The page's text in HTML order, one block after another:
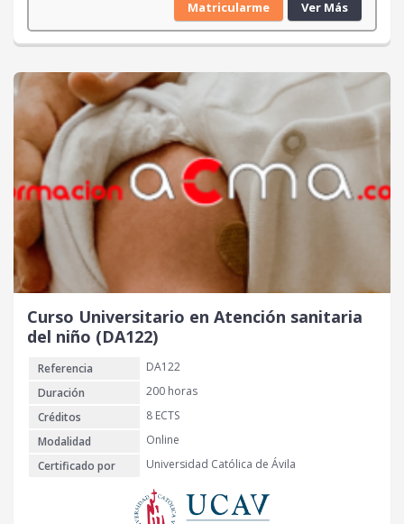
Matricularme Ver Más
Curso Universitario en Atención sanitaria
del niño (DA122)
Referencia
DA122
Duración
200 horas
Créditos
8 ECTS
Modalidad
Online
Certificado por
Universidad Católica de Ávila